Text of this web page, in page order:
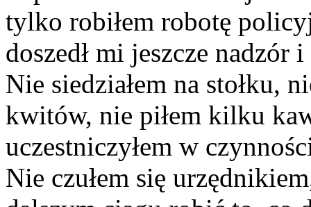
tylko robiłem robotę
doszedł mi jeszcze nadzór
Nie siedziałem na stołku,
kwitów, nie piłem kilku
uczestniczyłem w
Nie czułem się